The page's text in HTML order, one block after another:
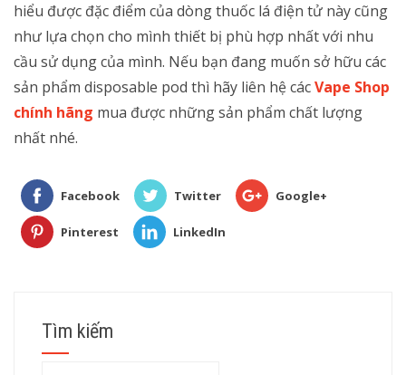
hiểu được đặc điểm của dòng thuốc lá điện tử này cũng
như lựa chọn cho mình thiết bị phù hợp nhất với nhu
cầu sử dụng của mình. Nếu bạn đang muốn sở hữu các
sản phẩm disposable pod thì hãy liên hệ cácVape Shop
chính hãng mua được những sản phẩm chất lượng
nhất nhé.
Facebook Twitter Google+
Pinterest LinkedIn
Tìm kiếm